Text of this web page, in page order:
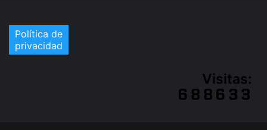
Política de
privacidad
Visitas: